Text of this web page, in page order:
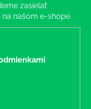
zasielať
našom e-shope.